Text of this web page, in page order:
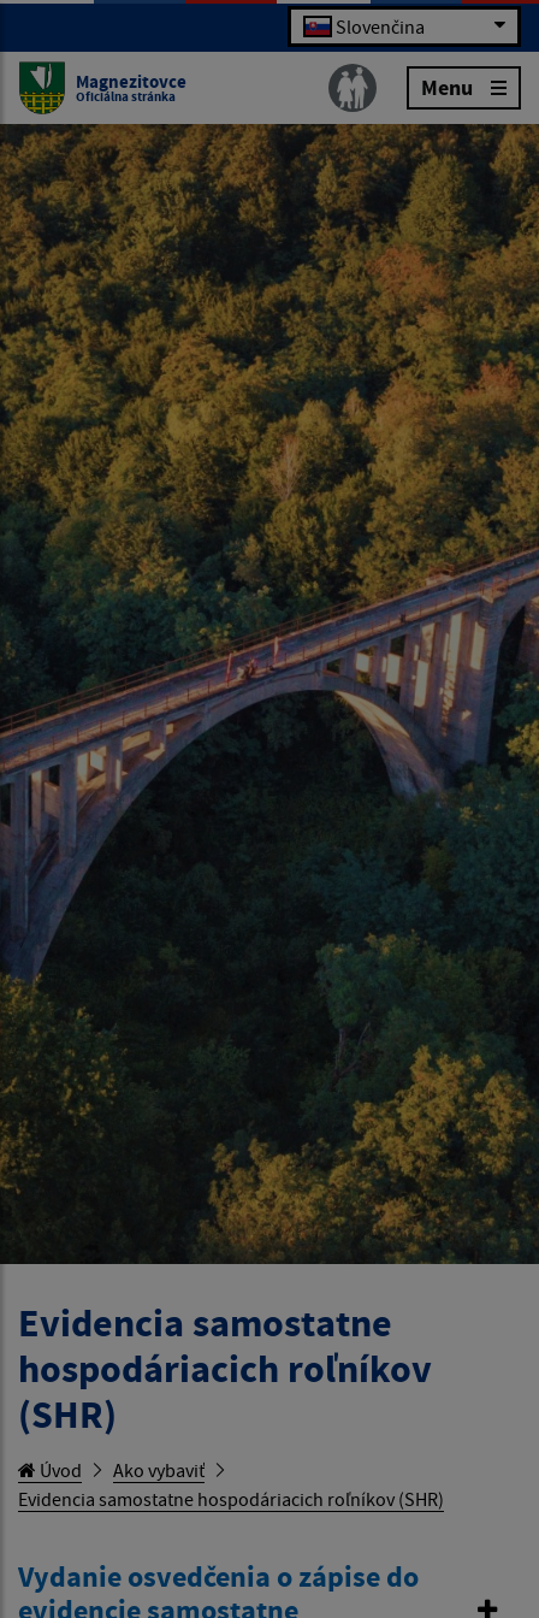
Slovenčina
Magnezitovce
Oficiálna stránka Menu
Evidencia samostatne
hospodáriacich roľníkov
(SHR)
Úvod
Ako vybaviť
Evidencia samostatne hospodáriacich roľníkov (SHR)
Vydanie osvedčenia o zápise do
evidencie samostatne